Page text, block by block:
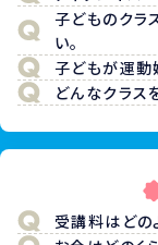
子どものクラ
い。
子どもが運動
どんなクラス
受講料はどの